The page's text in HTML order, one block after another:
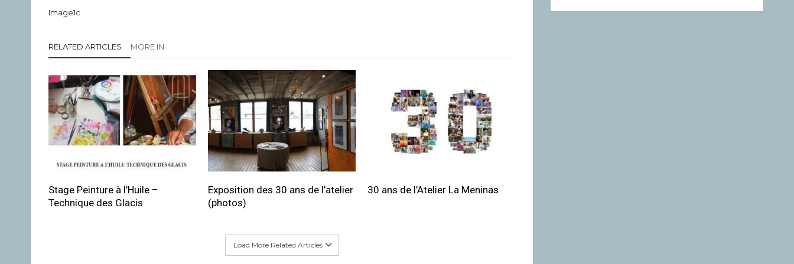
Image1c
RELATED ARTICLES MORE IN
Stage Peinture à l’Huile –
Technique des Glacis
Exposition des 30 ans de l’atelier
(photos)
30 ans de l’Atelier La Meninas
Load More Related Articles